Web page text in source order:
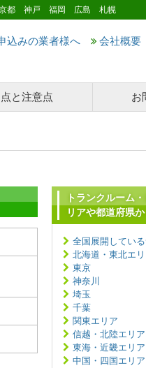
京都 神戸 福岡 広島 札幌
込みの業者様へ 会社概要
と注意点 お
トランクルーム
リアや都道府県
全国展開してい
北海道・東北エ
東京
神奈川
埼玉
千葉
関東エリア
信越・北陸エリア
東海・近畿エリア
中国・四国エリア